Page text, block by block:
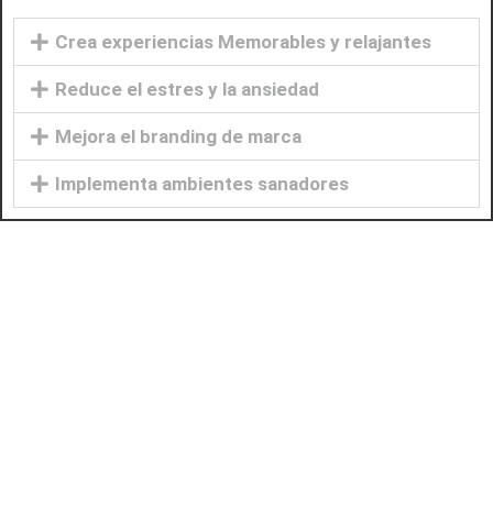
Crea experiencias Memorables y relajantes
Reduce el estres y la ansiedad
Mejora el branding de marca
Implementa ambientes sanadores